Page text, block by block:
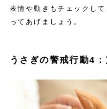
表情や動きもチェックし
ってあげましょう。
うさぎの警戒行動4：